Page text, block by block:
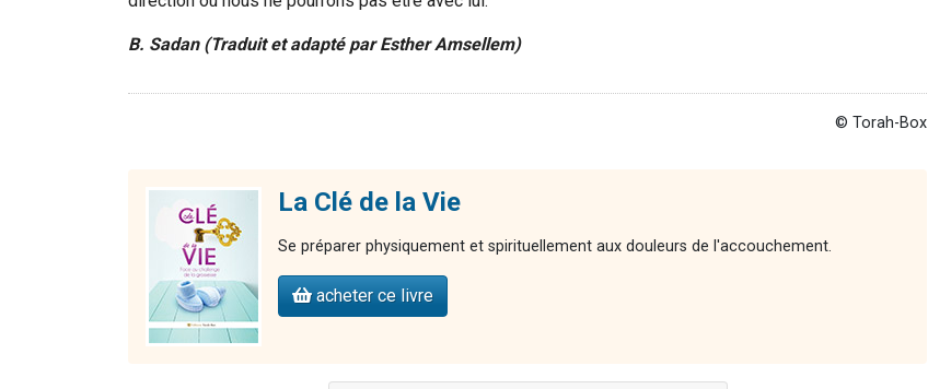
B. Sadan (Traduit et adapté par Esther Amsellem)
© Torah-Box
La Clé de la Vie
Se préparer physiquement et spirituellement aux douleurs de l'accouchement.
acheter ce livre